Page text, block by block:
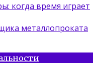
когда время играет
металлопроката